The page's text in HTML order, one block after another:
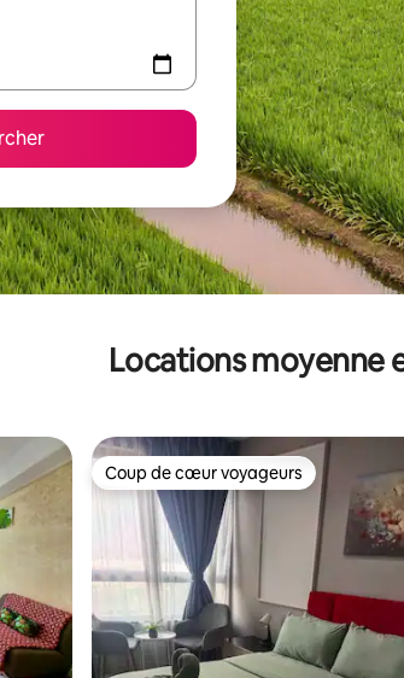
Locations moyenne
Coup de cœur voyageurs
Coup de cœur voyageurs